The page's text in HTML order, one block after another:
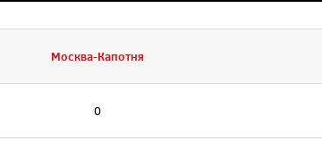
Москва-Капотня
0